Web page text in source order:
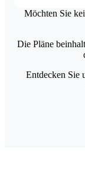
Möchten Sie
Die Pläne
Entdecken Sie